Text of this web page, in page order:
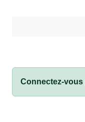
Connectez-vous